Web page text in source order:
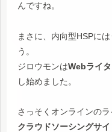
んですね。
まさに、内向型HSPに
う。
ジロウモンはWebライ
し始めました。
さっそくオンラインの
クラウドソーシングサ